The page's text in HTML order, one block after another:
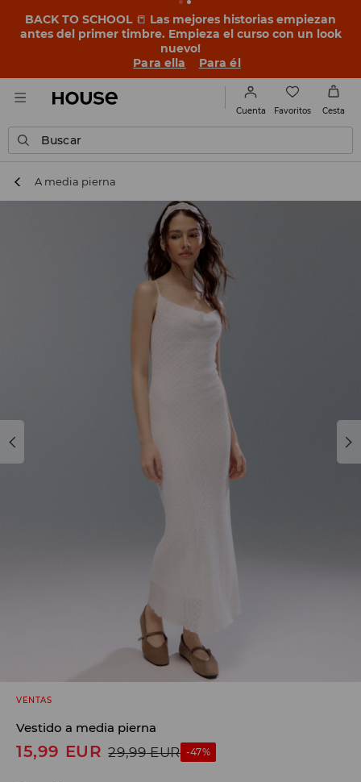
BACK TO SCHOOL 📒 Las mejores historias empiezan
antes del primer timbre. Empieza el curso con un look
nuevo!
Para ella
Para él
Cuenta Favoritos Cesta
Buscar
A media pierna
VENTAS
Vestido a media pierna
15,99 EUR 29,99 EUR -47%